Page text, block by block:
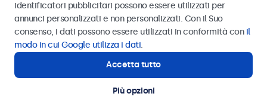
© 2026 Beetronics
Inviare
Oppure chiamaci al
Contatta i nostri esperti
identificatori pubblicitari possono essere utilizzati per
annunci personalizzati e non personalizzati. Con il Suo
consenso, i dati possono essere utilizzati in conformità con il
modo in cui Google utilizza i dati.
Accetta tutto
Più opzioni